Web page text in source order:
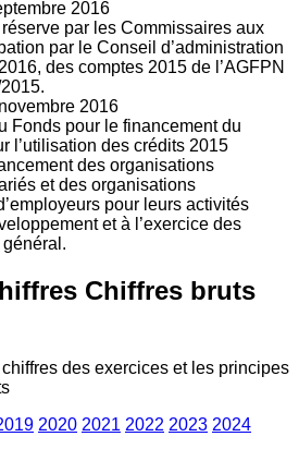
2016
par les Commissaires aux
par le Conseil d’administration
des comptes 2015 de l’AGFPN
novembre 2016
Fonds pour le financement du
l’utilisation des crédits 2015
des organisations
et des organisations
pour leurs activités
et à l’exercice des
général.
Chiffres bruts
des exercices et les principes
2020 2021 2022 2023 2024